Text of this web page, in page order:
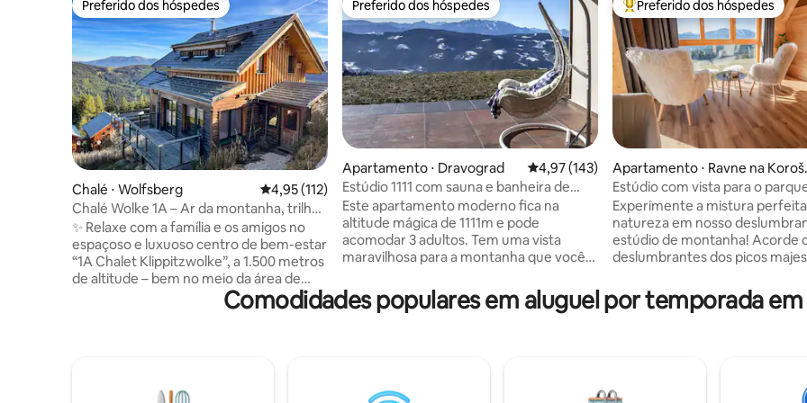
Preferido dos hóspedes
Preferido dos hóspedes
Chalé ⋅ Wolfsberg 4,95 de uma avaliação média de 5, 112 avaliações
4,95 (112)
Chalé Wolke 1A – Ar da montanha, trilhas
e bem-estar
✨ Relaxe com a família e os amigos no
espaçoso e luxuoso centro de bem-estar
“1A Chalet Klippitzwolke”, a 1.500 metros
de altitude – bem no meio da área de
trilhas e esqui de Klippitztörl. 🧖‍♂️ Área de
spa envidraçada com banheira de
toalhas incluídos 🎿 Teleféricos a uma
Preferido dos hóspedes
Preferido dos hóspedes
Apartamento ⋅ Dravograd 4,97 de uma avaliação média de 5, 143
4,97 (143)
Estúdio 1111 com sauna e banheira de
hidromassagem
Este apartamento moderno fica na
altitude mágica de 1111m e pode
acomodar 3 adultos. Tem uma vista
maravilhosa para a montanha que você
terraço coberto. Oferece uma banheira
de hidromassagem privativa e sauna. A
madeira de pinho suíço. Há um espaço
Entre os melhores preferidos
Preferido dos hóspedes
Apartamento ⋅ Ravne na
em
Estúdio com vista para o
banheira de hidromassagem e
Experimente a mistura
natureza em nosso
estúdio de montanha! Acorde
deslumbrantes dos picos
intocada. Rejuvenesça em
infravermelha privada e relaxe
da visão única das zebras
pacificamente logo abaixo do
Comodidades populares em aluguel por temporada